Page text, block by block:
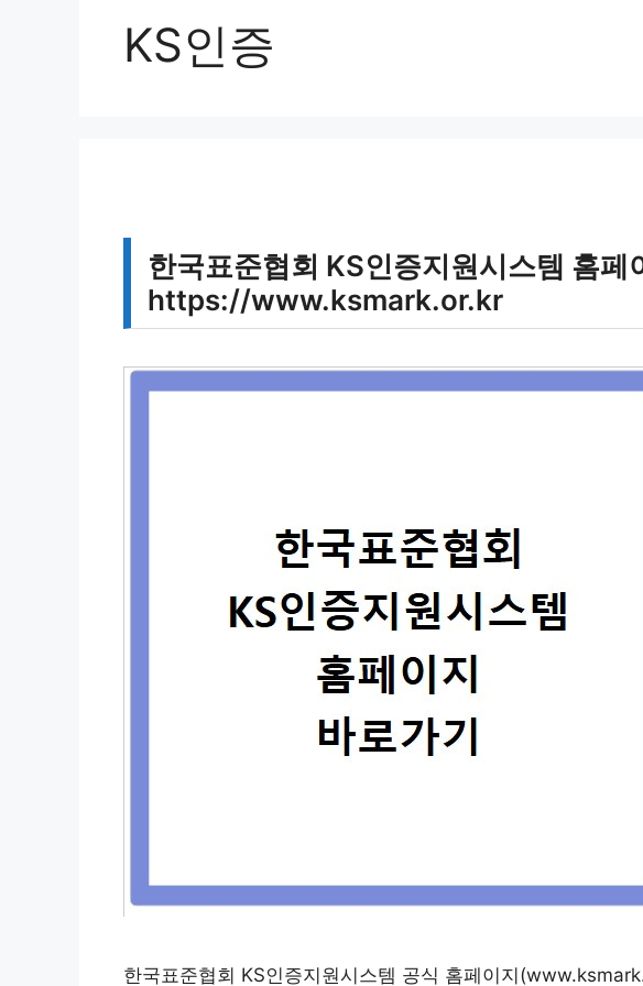
KS인증
한국표준협회 KS인증지원시스템 홈페
https://www.ksmark.or.kr
한국표준협회 KS인증지원시스템 공식 홈페이지